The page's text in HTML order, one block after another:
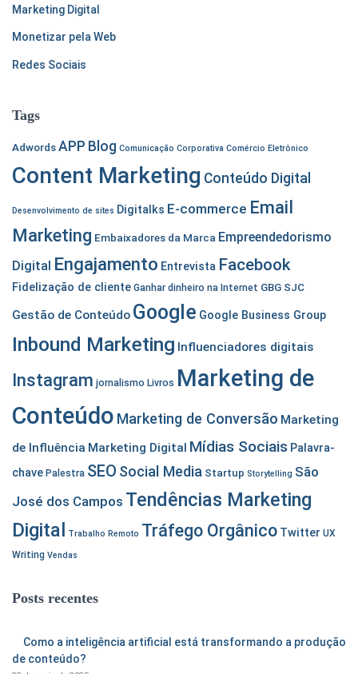
p
r
:
Marketing Digital
Monetizar pela Web
Redes Sociais
Tags
Adwords APP Blog Comunicação Corporativa Comércio Eletrônico
Content Marketing Conteúdo Digital
Desenvolvimento de sites Digitalks E-commerce Email
Marketing Embaixadores da Marca Empreendedorismo
Digital Engajamento Entrevista Facebook
Fidelização de cliente Ganhar dinheiro na Internet GBG SJC
Gestão de Conteúdo Google Google Business Group
Inbound Marketing Influenciadores digitais
Instagram jornalismo Livros Marketing de
Conteúdo Marketing de Conversão Marketing
de Influência Marketing Digital Mídias Sociais Palavra-
chave Palestra SEO Social Media Startup Storytelling São
José dos Campos Tendências Marketing
Digital
Trabalho Remoto Tráfego Orgânico Twitter UX
Writing Vendas
Posts recentes
Como a inteligência artificial está transformando a produção
de conteúdo?